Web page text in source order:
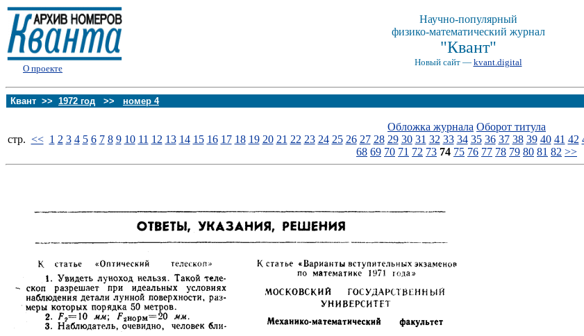
О проекте
Научно-популярный
физико-математический журнал
"Квант"
Новый сайт — kvant.digital
Квант >> 1972 год >> номер 4
Обложка журнала Оборот титула
стp. << 1 2 3 4 5 6 7 8 9 10 11 12 13 14 15 16 17 18 19 20 21 22 23 24 25 26 27 28 29 30 31 32 33 34 35 36 37 38 39 40 41 42
68 69 70 71 72 73 74 75 76 77 78 79 80 81 82 >>